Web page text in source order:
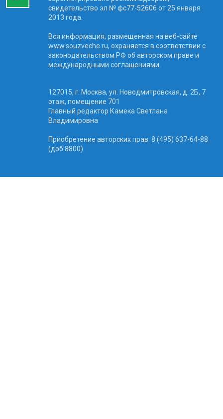
свидетельство эл № фc77-52606 от 25 января
2013 года.
Вся информация, размещенная на веб-сайте
www.souzveche.ru, охраняется в соответствии с
законодательством РФ об авторском праве и
международными соглашениями.
127015, г. Москва, ул. Новодмитровская, д. 2Б, 7
этаж, помещение 701
Главный редактор Камека Светлана
Владимировна
Приобретение авторских прав: 8 (495) 637-64-88
(доб.8800)